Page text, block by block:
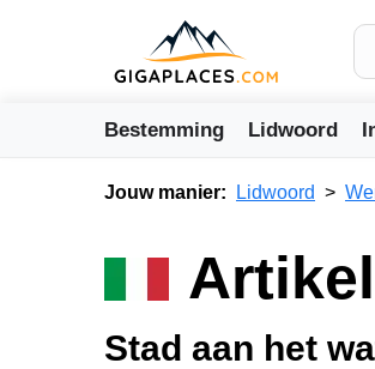
Bestemming Lidwoord
Jouw manier: Lidwoord
Stad aan het